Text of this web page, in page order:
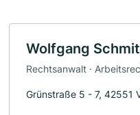
Wolfgang
Rechtsanwalt ·
Grünstraße 5 - 7, 42551